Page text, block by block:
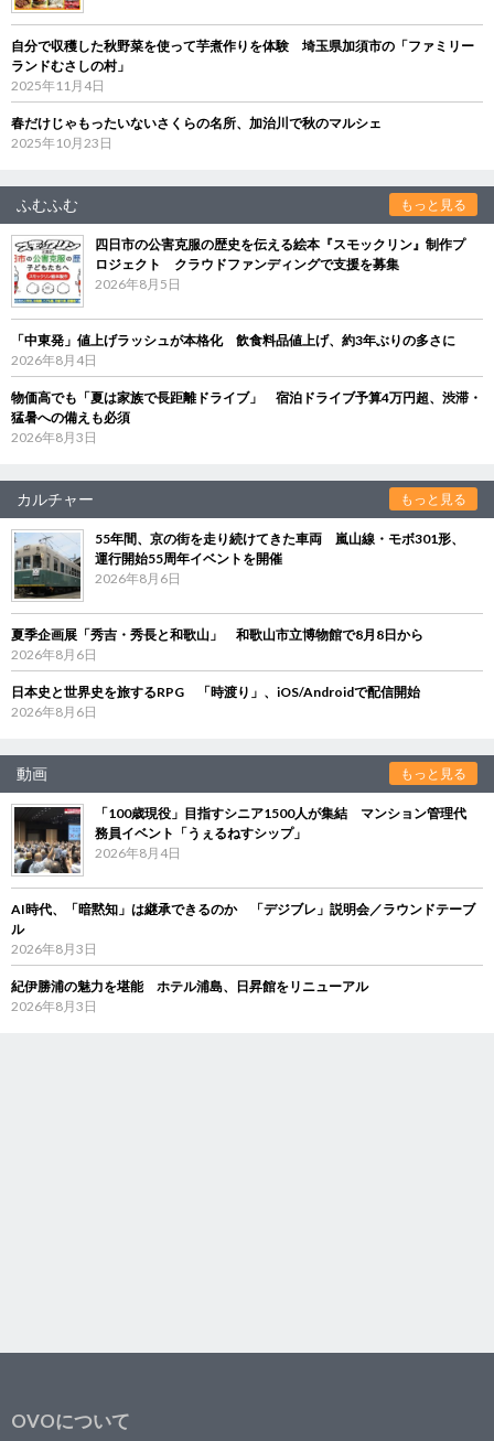
自分で収穫した秋野菜を使って芋煮作りを体験 埼玉県加須市の「ファミリー
ランドむさしの村」
2025年11月4日
春だけじゃもったいないさくらの名所、加治川で秋のマルシェ
2025年10月23日
ふむふむ もっと見る
四日市の公害克服の歴史を伝える絵本『スモックリン』制作プ
ロジェクト クラウドファンディングで支援を募集
2026年8月5日
「中東発」値上げラッシュが本格化 飲食料品値上げ、約3年ぶりの多さに
2026年8月4日
物価高でも「夏は家族で長距離ドライブ」 宿泊ドライブ予算4万円超、渋滞・
猛暑への備えも必須
2026年8月3日
カルチャー もっと見る
55年間、京の街を走り続けてきた車両 嵐山線・モボ301形、
運行開始55周年イベントを開催
2026年8月6日
夏季企画展「秀吉・秀長と和歌山」 和歌山市立博物館で8月8日から
2026年8月6日
日本史と世界史を旅するRPG 「時渡り」、iOS/Androidで配信開始
2026年8月6日
動画 もっと見る
「100歳現役」目指すシニア1500人が集結 マンション管理代
務員イベント「うぇるねすシップ」
2026年8月4日
AI時代、「暗黙知」は継承できるのか 「デジブレ」説明会／ラウンドテーブ
ル
2026年8月3日
紀伊勝浦の魅力を堪能 ホテル浦島、日昇館をリニューアル
2026年8月3日
OVOについて